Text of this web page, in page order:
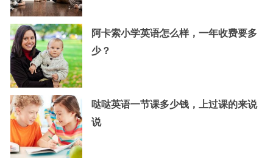
阿卡索小学英语怎么样，一年收费要多
少？
哒哒英语一节课多少钱，上过课的来说
说